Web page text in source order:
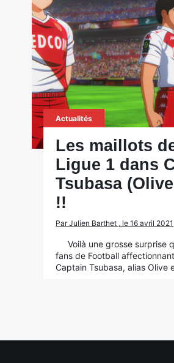
Actualités
Les maillots
Ligue 1 dans
Tsubasa
!!
Par Julien Barthet , le 16 avril 2021
Voilà une grosse surprise
fans de Football
Captain Tsubasa, alias Olive